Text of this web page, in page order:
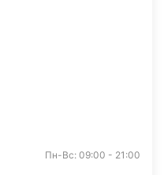
Пн-Вс: 09:00 - 21:00